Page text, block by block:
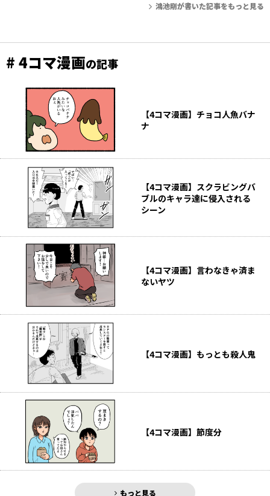
鴻池剛が書いた記事をもっと見る
# 4コマ漫画の記事
【4コマ漫画】チョコ人魚バナ
ナ
【4コマ漫画】スクラビングバ
ブルのキャラ達に侵入される
シーン
【4コマ漫画】言わなきゃ済ま
ないヤツ
【4コマ漫画】もっとも殺人鬼
【4コマ漫画】節度分
もっと見る